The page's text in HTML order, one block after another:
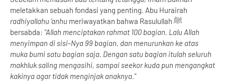
meletakkan sebuah fondasi yang penting. Abu Hurairah
radhiyallahu 'anhu meriwayatkan bahwa Rasulullah ﷺ
bersabda: "Allah menciptakan rahmat 100 bagian. Lalu Allah
menyimpan di sisi-Nya 99 bagian, dan menurunkan ke atas
muka bumi satu bagian saja. Dengan satu bagian itulah seluruh
makhluk saling mengasihi, sampai seekor kuda pun mengangkat
kakinya agar tidak menginjak anaknya."